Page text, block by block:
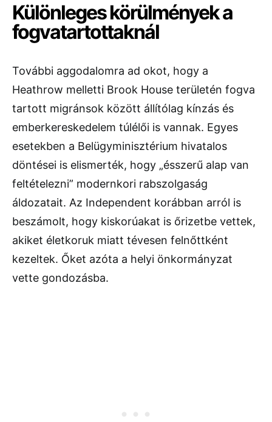
Különleges körülmények a
fogvatartottaknál
További aggodalomra ad okot, hogy a
Heathrow melletti Brook House területén fogva
tartott migránsok között állítólag kínzás és
emberkereskedelem túlélői is vannak. Egyes
esetekben a Belügyminisztérium hivatalos
döntései is elismerték, hogy „ésszerű alap van
feltételezni” modernkori rabszolgaság
áldozatait. Az Independent korábban arról is
beszámolt, hogy kiskorúakat is őrizetbe vettek,
akiket életkoruk miatt tévesen felnőttként
kezeltek. Őket azóta a helyi önkormányzat
vette gondozásba.